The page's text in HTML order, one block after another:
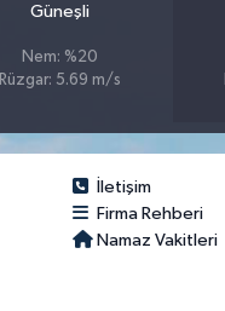
Güneşli
Nem: %20
Rüzgar: 5.69 m/s
İletişim
Firma Rehberi
Namaz Vakitleri